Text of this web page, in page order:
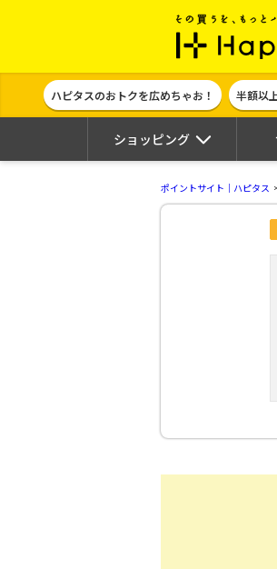
ハピタスのおトクを広めちゃお！ 半額以
ショッピング
ポイントサイト｜ハピタス